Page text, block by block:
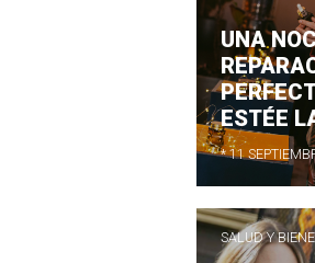
UNA
ESTÉE
* 11
SALUD Y